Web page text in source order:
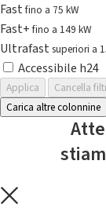
Fastfino a 75 kW
Fast+fino a 149 kW
Ultrafast superiori a
Accessibile h24
Applica
Cancella
Carica altre colonnine